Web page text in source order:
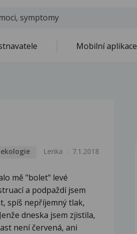
Mobilní aplikace
Lenka 7.1.2018
mě "bolet" levé
a podpaždí jsem
spíš nepříjemný tlak,
dneska jsem zjistila,
není červená, ani